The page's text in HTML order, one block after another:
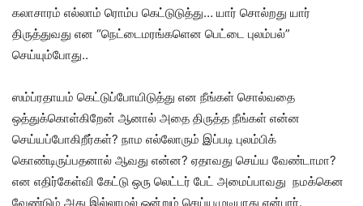
கலாசாரம் எல்லாம் ரொம்ப கெட்டுடுத்து… யார் சொல்றது யார்
திருத்துவது என “நெட்டைமரங்களென பெட்டை புலம்பல்”
செய்யும்போது..
ஸம்ப்ரதாயம் கெட்டுப்போயிடுத்து என நீங்கள் சொல்வதை
ஒத்துக்கொள்கிறேன் ஆனால் அதை திருத்த நீங்கள் என்ன
செய்யப்போகிறீர்கள்? நாம எல்லோரும் இப்படி புலம்பிக்
கொண்டிருப்பதனால் ஆவது என்ன? ஏதாவது செய்ய வேண்டாமா?
என எதிர்கேள்வி கேட்டு ஒரு லெட்டர் பேட் அமைப்பாவது நமக்கென
வேண்டும் அது இல்லாமல் ஒன்றும் செய்யமுடியாது என்பார்.